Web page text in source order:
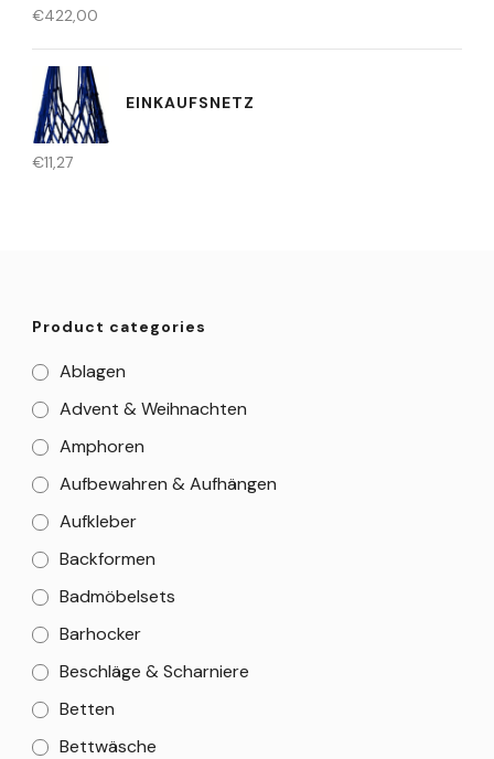
€422,00
EINKAUFSNETZ
€11,27
Product categories
Ablagen
Advent & Weihnachten
Amphoren
Aufbewahren & Aufhängen
Aufkleber
Backformen
Badmöbelsets
Barhocker
Beschläge & Scharniere
Betten
Bettwäsche